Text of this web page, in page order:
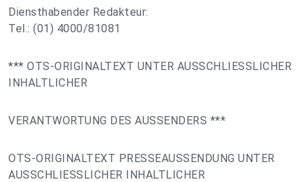
Diensthabender Redakteur:
Tel.: (01) 4000/81081
*** OTS-ORIGINALTEXT UNTER AUSSCHLIESSLICHER
INHALTLICHER
VERANTWORTUNG DES AUSSENDERS ***
OTS-ORIGINALTEXT PRESSEAUSSENDUNG UNTER
AUSSCHLIESSLICHER INHALTLICHER